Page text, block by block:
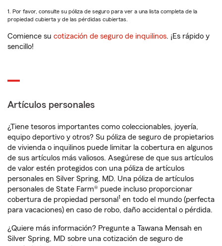
1. Por favor, consulte su póliza de seguro para ver a una lista completa de la
propiedad cubierta y de las pérdidas cubiertas.
Comience su cotización de seguro de inquilinos. ¡Es rápido y
sencillo!
Artículos personales
¿Tiene tesoros importantes como coleccionables, joyería,
equipo deportivo y otros? Su póliza de seguro de propietarios
de vivienda o inquilinos puede limitar la cobertura en algunos
de sus artículos más valiosos. Asegúrese de que sus artículos
de valor estén protegidos con una póliza de artículos
personales en Silver Spring, MD. Una póliza de artículos
personales de State Farm® puede incluso proporcionar
cobertura de propiedad personal 1 en todo el mundo (perfecta
para vacaciones) en caso de robo, daño accidental o pérdida.
¿Quiere más información? Pregunte a Tawana Mensah en
Silver Spring, MD sobre una cotización de seguro de